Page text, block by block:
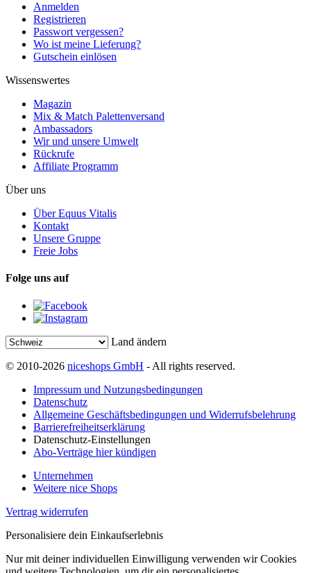
Anmelden
Registrieren
Passwort vergessen?
Wo ist meine Lieferung?
Gutschein einlösen
Wissenswertes
Magazin
Mix & Match Palettenversand
Ambassadors
Wir und unsere Umwelt
Rückrufe
Affiliate Programm
Über uns
Über Equus Vitalis
Kontakt
Unsere Gruppe
Freie Jobs
Folge uns auf
Land ändern
© 2010-2026 niceshops GmbH - All rights reserved.
Impressum und Nutzungsbedingungen
Datenschutz
Allgemeine Geschäftsbedingungen und Widerrufsbelehrung
Barrierefreiheitserklärung
Datenschutz-Einstellungen
Abo-Verträge hier kündigen
Unternehmen
Weitere nice Shops
Vertrag widerrufen
Personalisiere dein Einkaufserlebnis
Nur mit deiner individuellen Einwilligung verwenden wir Cookies